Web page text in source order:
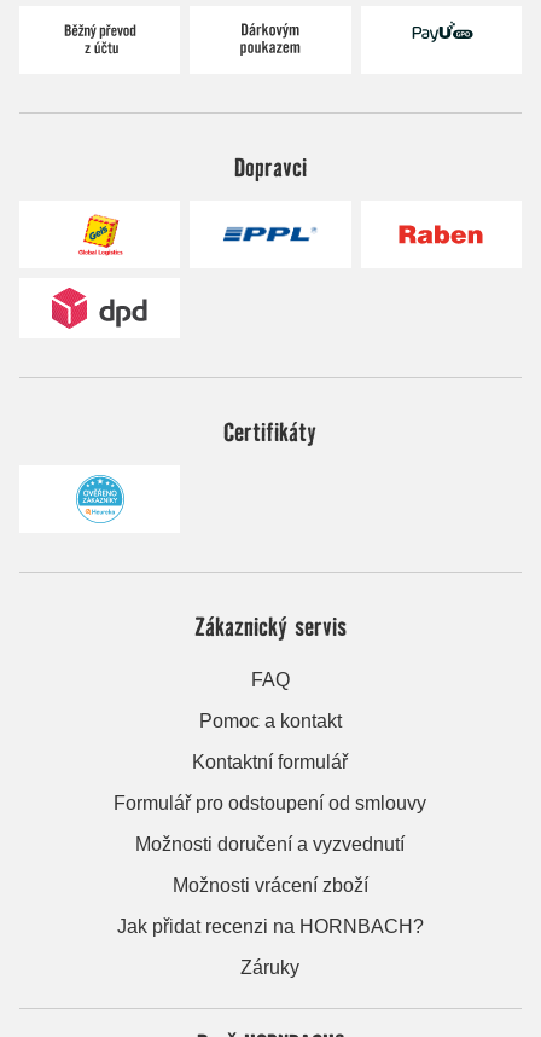
Dopravci
Certifikáty
Zákaznický servis
FAQ
Pomoc a kontakt
Kontaktní formulář
Formulář pro odstoupení od smlouvy
Možnosti doručení a vyzvednutí
Možnosti vrácení zboží
Jak přidat recenzi na HORNBACH?
Záruky